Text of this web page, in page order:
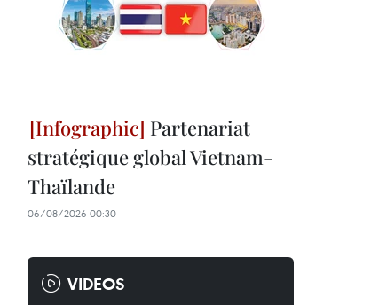
Partenariat
stratégique global Vietnam-
Thaïlande
06/08/2026 00:30
VIDEOS